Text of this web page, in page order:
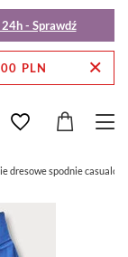
- Sprawdź
PLN
dresowe spodnie